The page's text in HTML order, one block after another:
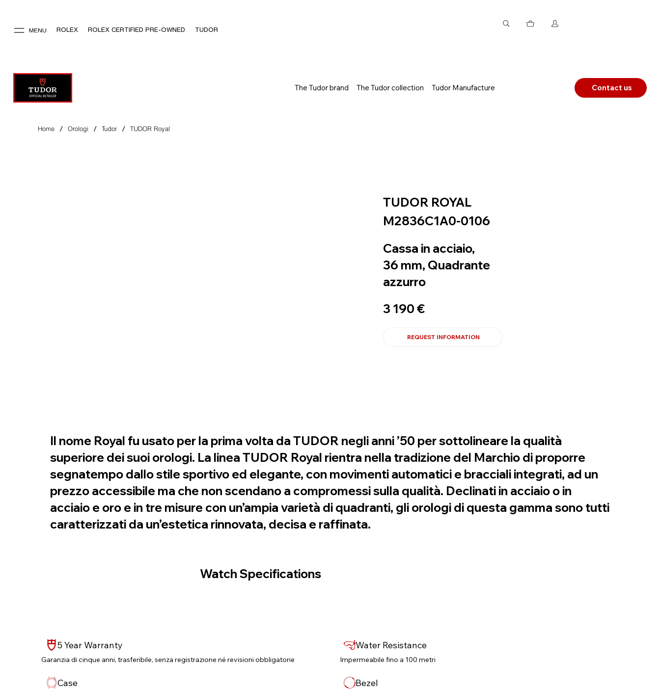
MENU ROLEX ROLEX CERTIFIED PRE-OWNED TUDOR
The Tudor brand The Tudor collection Tudor Manufacture Contact us
Home / Orologi / Tudor / TUDOR Royal
TUDOR ROYAL
M2836C1A0-0106
Cassa in acciaio,
36 mm, Quadrante
azzurro
3 190 €
REQUEST INFORMATION
Il nome Royal fu usato per la prima volta da TUDOR negli anni ’50 per sottolineare la qualità
superiore dei suoi orologi. La linea TUDOR Royal rientra nella tradizione del Marchio di proporre
segnatempo dallo stile sportivo ed elegante, con movimenti automatici e bracciali integrati, ad un
prezzo accessibile ma che non scendano a compromessi sulla qualità. Declinati in acciaio o in
acciaio e oro e in tre misure con un’ampia varietà di quadranti, gli orologi di questa gamma sono tutti
caratterizzati da un’estetica rinnovata, decisa e raffinata.
Watch Specifications
5 Year Warranty
Garanzia di cinque anni, trasferibile, senza registrazione né revisioni obbligatorie​
Case
Water Resistance
Impermeabile fino a 100 metri
Bezel